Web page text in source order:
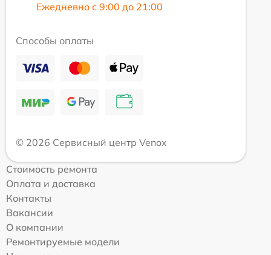
Ежедневно с 9:00 до 21:00
Способы оплаты
© 2026 Сервисный центр Venox
Стоимость ремонта
Оплата и доставка
Контакты
Вакансии
О компании
Ремонтируемые модели